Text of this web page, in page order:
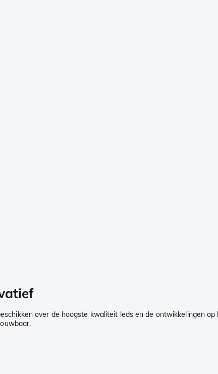
over de hoogste kwaliteit leds en de ontwikkelingen